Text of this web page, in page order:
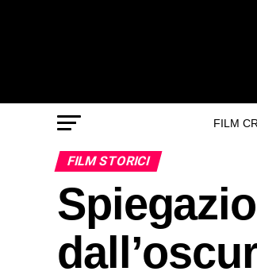
FILM
FILM STORICI